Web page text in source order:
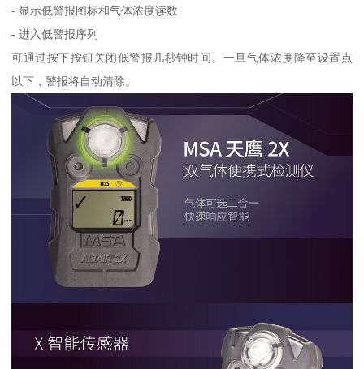
- 显示低警报图标和气体浓度读数
- 进入低警报序列
可通过按下按钮关闭低警报几秒钟时间。一旦气体浓度降至设置点
以下，警报将自动清除。